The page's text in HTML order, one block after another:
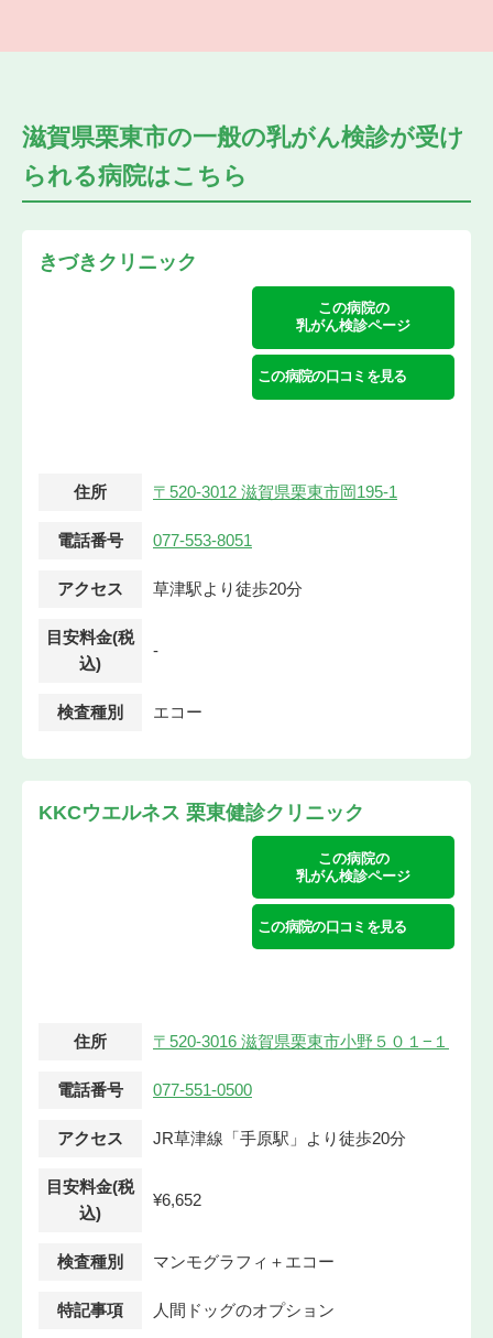
滋賀県栗東市の一般の乳がん検診が受け
られる病院はこちら
きづきクリニック
この病院の
乳がん検診ページ
この病院の口コミを見る
住所 〒520-3012 滋賀県栗東市岡195-1
電話番号 077-553-8051
アクセス 草津駅より徒歩20分
目安料金(税
込)
-
検査種別 エコー
KKCウエルネス 栗東健診クリニック
この病院の
乳がん検診ページ
この病院の口コミを見る
住所 〒520-3016 滋賀県栗東市小野５０１−１
電話番号 077-551-0500
アクセス JR草津線「手原駅」より徒歩20分
目安料金(税
込)
¥6,652
検査種別 マンモグラフィ＋エコー
特記事項 人間ドッグのオプション